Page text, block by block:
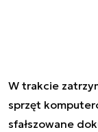
W trakcie
sprzęt
sfałszowane